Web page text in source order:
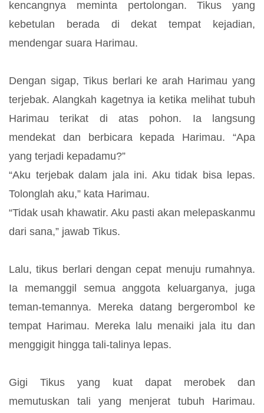
kencangnya meminta pertolongan. Tikus yang
kebetulan berada di dekat tempat kejadian,
mendengar suara Harimau.
Dengan sigap, Tikus berlari ke arah Harimau yang
terjebak. Alangkah kagetnya ia ketika melihat tubuh
Harimau terikat di atas pohon. Ia langsung
mendekat dan berbicara kepada Harimau. “Apa
yang terjadi kepadamu?”
“Aku terjebak dalam jala ini. Aku tidak bisa lepas.
Tolonglah aku,” kata Harimau.
“Tidak usah khawatir. Aku pasti akan melepaskanmu
dari sana,” jawab Tikus.
Lalu, tikus berlari dengan cepat menuju rumahnya.
Ia memanggil semua anggota keluarganya, juga
teman-temannya. Mereka datang bergerombol ke
tempat Harimau. Mereka lalu menaiki jala itu dan
menggigit hingga tali-talinya lepas.
Gigi Tikus yang kuat dapat merobek dan
memutuskan tali yang menjerat tubuh Harimau.